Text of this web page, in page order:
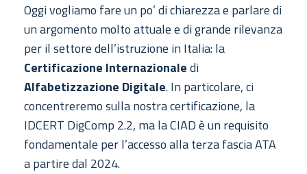
Oggi vogliamo fare un po’ di chiarezza e parlare di
un argomento molto attuale e di grande rilevanza
per il settore dell’istruzione in Italia: la
Certificazione Internazionaledi
Alfabetizzazione Digitale. In particolare, ci
concentreremo sulla nostra certificazione, la
IDCERT DigComp 2.2, ma la CIAD è un requisito
fondamentale per l’accesso alla terza fascia ATA
a partire dal 2024.